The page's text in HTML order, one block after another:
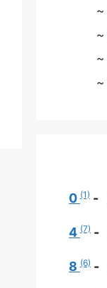
0 (1)
4 (7)
8 (6)